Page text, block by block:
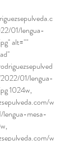
01/lengua-
alt=""
01/lengua-
1024w,
w
mesa-
w